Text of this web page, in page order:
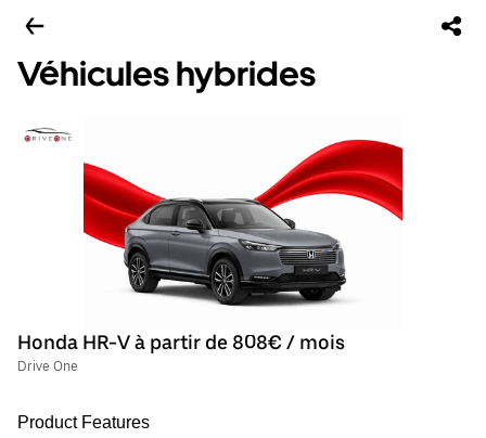
Véhicules hybrides
Honda HR-V à partir de 808€ / mois
Drive One
Product Features